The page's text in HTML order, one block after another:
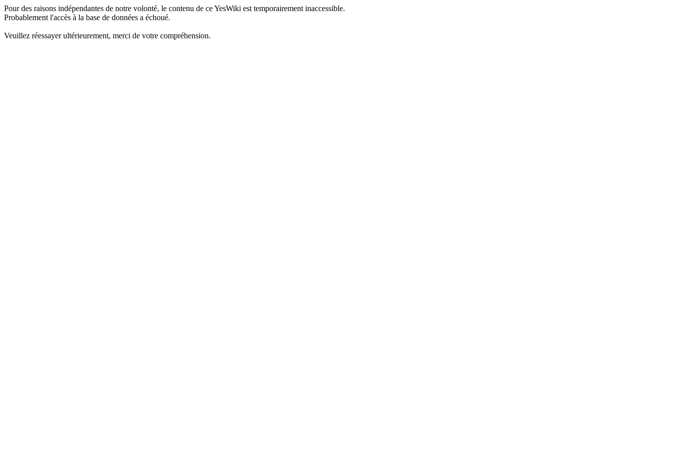
Pour des raisons indépendantes de notre volonté, le contenu de ce YesWiki est temporairement inaccessible.
Probablement l'accès à la base de données a échoué.
Veuillez réessayer ultérieurement, merci de votre compréhension.